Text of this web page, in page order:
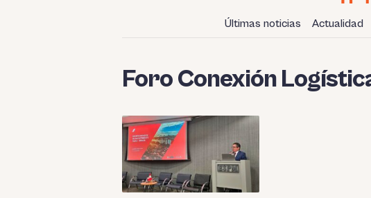
Últimas noticias Actualidad
Foro Conexión